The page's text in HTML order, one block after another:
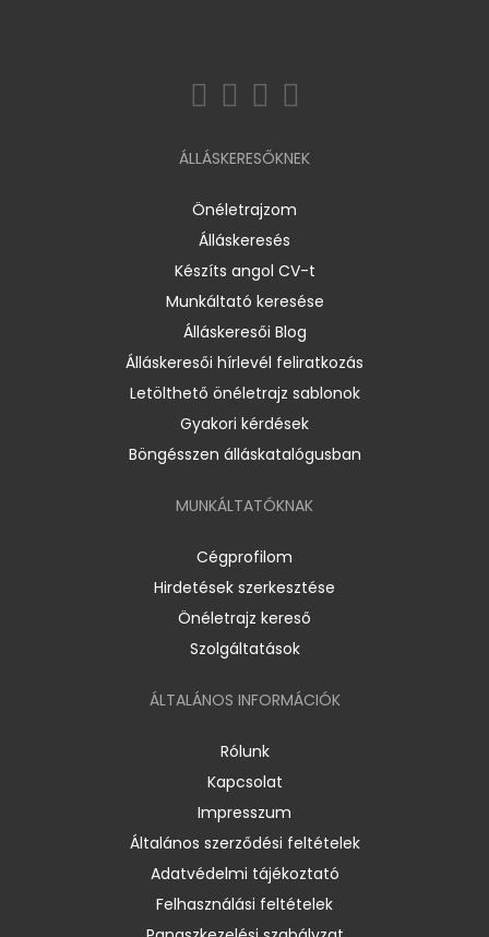
ÁLLÁSKERESŐKNEK
Önéletrajzom
Álláskeresés
Készíts angol CV-t
Munkáltató keresése
Álláskeresői Blog
Álláskeresői hírlevél feliratkozás
Letölthető önéletrajz sablonok
Gyakori kérdések
Böngésszen álláskatalógusban
MUNKÁLTATÓKNAK
Cégprofilom
Hirdetések szerkesztése
Önéletrajz kereső
Szolgáltatások
ÁLTALÁNOS INFORMÁCIÓK
Rólunk
Kapcsolat
Impresszum
Általános szerződési feltételek
Adatvédelmi tájékoztató
Felhasználási feltételek